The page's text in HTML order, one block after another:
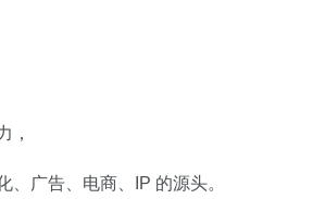
，
、广告、电商、IP 的源头。